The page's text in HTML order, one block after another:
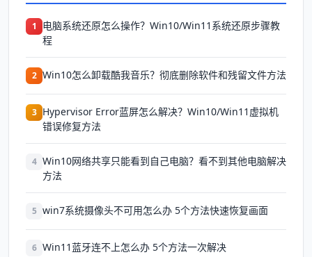
1
电脑系统还原怎么操作？Win10/Win11系统还原步骤教
程
2 Win10怎么卸载酷我音乐？彻底删除软件和残留文件方法
3 Hypervisor Error蓝屏怎么解决？Win10/Win11虚拟机
错误修复方法
4 Win10网络共享只能看到自己电脑？看不到其他电脑解决
方法
5 win7系统摄像头不可用怎么办 5个方法快速恢复画面
6 Win11蓝牙连不上怎么办 5个方法一次解决